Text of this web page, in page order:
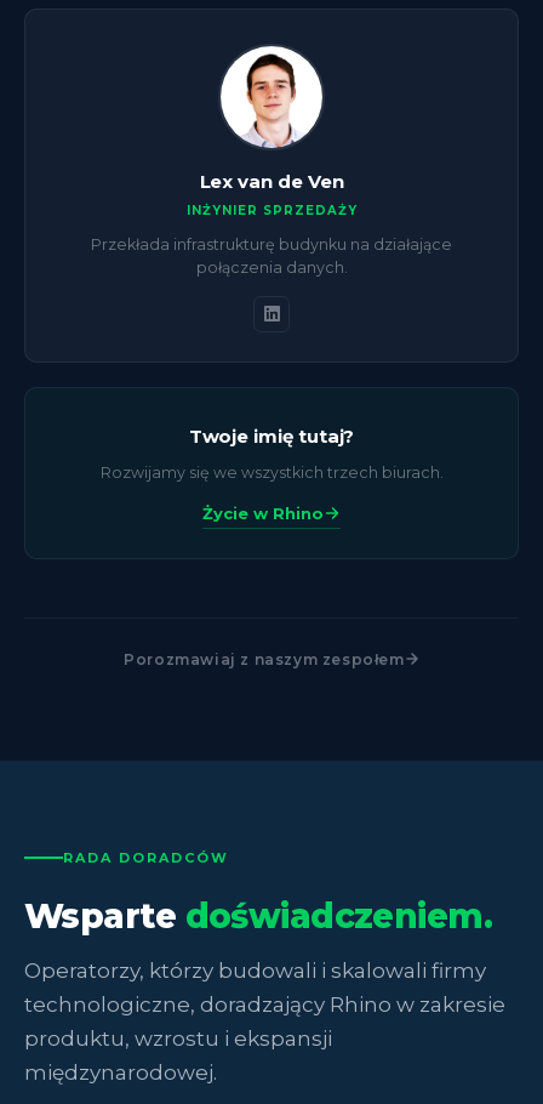
Lex van de Ven
INŻYNIER SPRZEDAŻY
Przekłada infrastrukturę budynku na działające
połączenia danych.
Twoje imię tutaj?
Rozwijamy się we wszystkich trzech biurach.
Życie w Rhino
Porozmawiaj z naszym zespołem
RADA DORADCÓW
Wsparte doświadczeniem.
Operatorzy, którzy budowali i skalowali firmy
technologiczne, doradzający Rhino w zakresie
produktu, wzrostu i ekspansji
międzynarodowej.